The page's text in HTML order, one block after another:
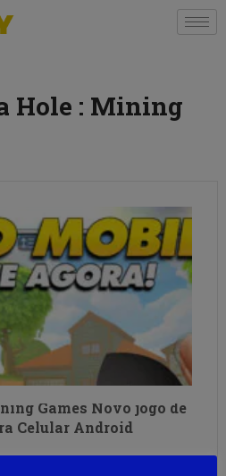
Hole : Mining
Games Novo jogo de
Celular Android